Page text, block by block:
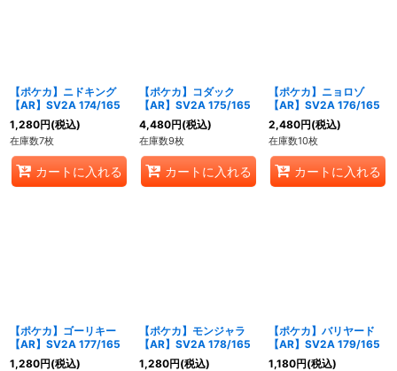
【ポケカ】ニドキング
【AR】SV2A 174/165
1,280円(税込)
在庫数7枚
カートに入れる
【ポケカ】コダック
【AR】SV2A 175/165
4,480円(税込)
在庫数9枚
カートに入れる
【ポケカ】ニョロゾ
【AR】SV2A 176/165
2,480円(税込)
在庫数10枚
カートに入れる
【ポケカ】ゴーリキー
【AR】SV2A 177/165
1,280円(税込)
【ポケカ】モンジャラ
【AR】SV2A 178/165
1,280円(税込)
【ポケカ】バリヤード
【AR】SV2A 179/165
1,180円(税込)